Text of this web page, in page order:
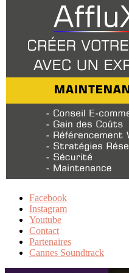
Facebook
Instagram
Youtube
Contact
Partenaires
Cannes Soundtrack